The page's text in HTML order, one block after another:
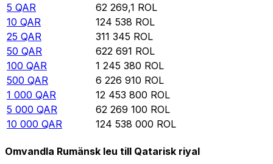
5 QAR 62 269,1 ROL
10 QAR 124 538 ROL
25 QAR 311 345 ROL
50 QAR 622 691 ROL
100 QAR 1 245 380 ROL
500 QAR 6 226 910 ROL
1 000 QAR 12 453 800 ROL
5 000 QAR 62 269 100 ROL
10 000 QAR 124 538 000 ROL
Omvandla Rumänsk leu till Qatarisk riyal